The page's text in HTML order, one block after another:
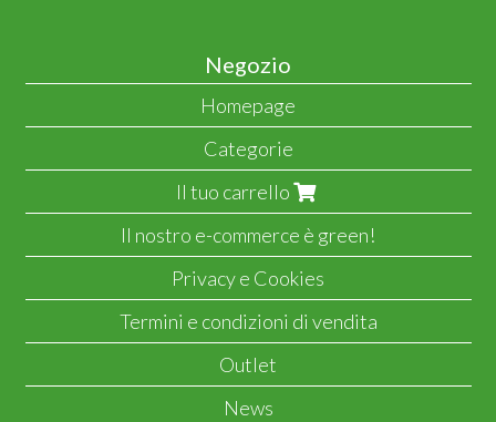
Negozio
Homepage
Categorie
Il tuo carrello
Il nostro e-commerce è green!
Privacy e Cookies
Termini e condizioni di vendita
Outlet
News